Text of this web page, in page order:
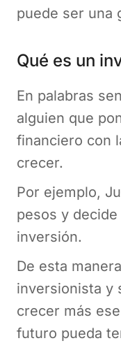
puede ser una
Qué es un
En palabras
alguien que
financiero con
crecer.
Por ejemplo,
pesos y
inversión.
De esta
inversionista y
crecer más
futuro pueda